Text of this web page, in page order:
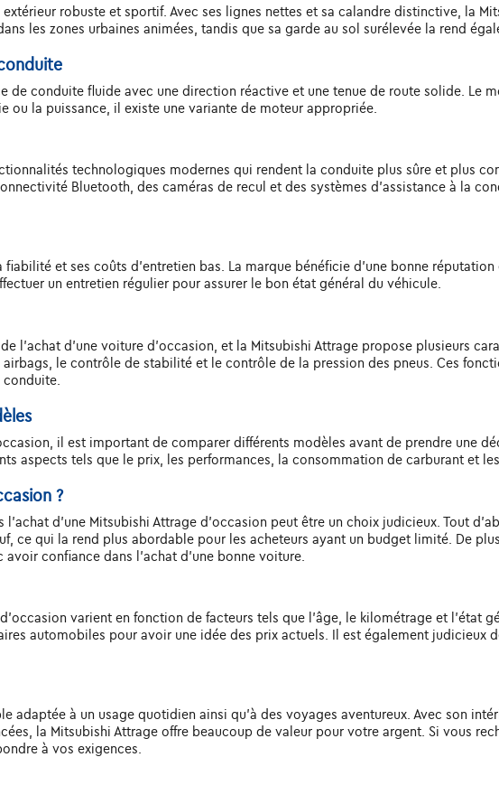
extérieur robuste et sportif. Avec ses lignes nettes et sa calandre distinctive, la
les zones urbaines animées, tandis que sa garde au sol surélevée la rend
de conduite fluide avec une direction réactive et une tenue de route solide. Le
ou la puissance, il existe une variante de moteur appropriée.
technologiques modernes qui rendent la conduite plus sûre et plus
Bluetooth, des caméras de recul et des systèmes d'assistance à la
fiabilité et ses coûts d'entretien bas. La marque bénéficie d'une bonne
un entretien régulier pour assurer le bon état général du véhicule.
l'achat d'une voiture d'occasion, et la Mitsubishi Attrage propose plusieurs
airbags, le contrôle de stabilité et le contrôle de la pression des pneus. Ces
il est important de comparer différents modèles avant de prendre une
aspects tels que le prix, les performances, la consommation de carburant et
?
l'achat d'une Mitsubishi Attrage d'occasion peut être un choix judicieux. Tout
ce qui la rend plus abordable pour les acheteurs ayant un budget limité. De
confiance dans l'achat d'une bonne voiture.
varient en fonction de facteurs tels que l'âge, le kilométrage et l'état
automobiles pour avoir une idée des prix actuels. Il est également judicieux
adaptée à un usage quotidien ainsi qu'à des voyages aventureux. Avec son
la Mitsubishi Attrage offre beaucoup de valeur pour votre argent. Si vous
à vos exigences.